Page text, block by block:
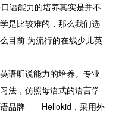
语能力的培养其实是并不
是比较难的，那么我们选
目前 为流行的在线少儿英
听说能力的培养。专业
法，仿照母语式的语言学
语品牌——Hellokid，采用外